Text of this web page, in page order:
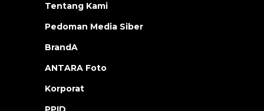
Tentang Kami
Pedoman Media Siber
BrandA
ANTARA Foto
Korporat